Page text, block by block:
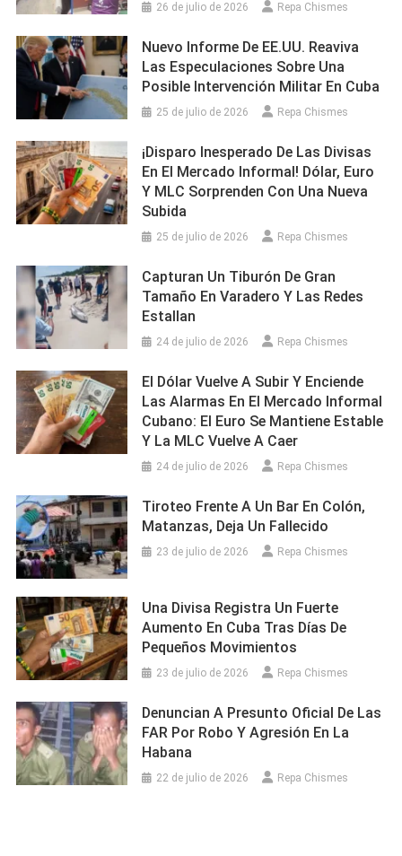
26 de julio de 2026 Repa Chismes
Nuevo Informe De EE.UU. Reaviva
Las Especulaciones Sobre Una
Posible Intervención Militar En Cuba
25 de julio de 2026 Repa Chismes
¡Disparo Inesperado De Las Divisas
En El Mercado Informal! Dólar, Euro
Y MLC Sorprenden Con Una Nueva
Subida
25 de julio de 2026 Repa Chismes
Capturan Un Tiburón De Gran
Tamaño En Varadero Y Las Redes
Estallan
24 de julio de 2026 Repa Chismes
El Dólar Vuelve A Subir Y Enciende
Las Alarmas En El Mercado Informal
Cubano: El Euro Se Mantiene Estable
Y La MLC Vuelve A Caer
24 de julio de 2026 Repa Chismes
Tiroteo Frente A Un Bar En Colón,
Matanzas, Deja Un Fallecido
23 de julio de 2026 Repa Chismes
Una Divisa Registra Un Fuerte
Aumento En Cuba Tras Días De
Pequeños Movimientos
23 de julio de 2026 Repa Chismes
Denuncian A Presunto Oficial De Las
FAR Por Robo Y Agresión En La
Habana
22 de julio de 2026 Repa Chismes